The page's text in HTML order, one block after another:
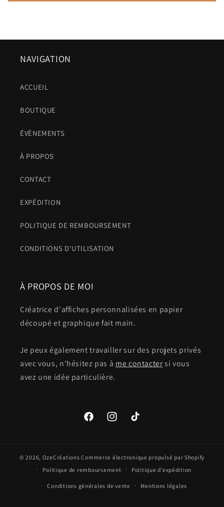
NAVIGATION
ACCUEIL
BOUTIQUE
ÉVÈNEMENTS
À PROPOS
CONTACT
EXPÉDITION
POLITIQUE DE REMBOURSEMENT
CONDITIONS D'UTILISATION
À PROPOS DE MOI
Créatrice d'affiches personnalisées en papier
découpé et graphique fait main.
Je peux également travailler sur des projets privés
avec vous, n'hésitez pas à me contactersi vous
avez une idée particulière.
FacebookInstagramTikTok
© 2026, OzeCréations Commerce électronique propulsé par Shopify
Politique de remboursement
Politique d’expédition
Conditions générales de vente Mentions légales